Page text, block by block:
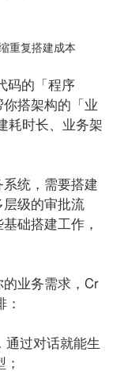
重复搭建成本
码的「程序
搭架构的「业
耗时长、业务架
统，需要搭建
级的审批流
础搭建工作，
业务需求，Cr
通过对话就能生